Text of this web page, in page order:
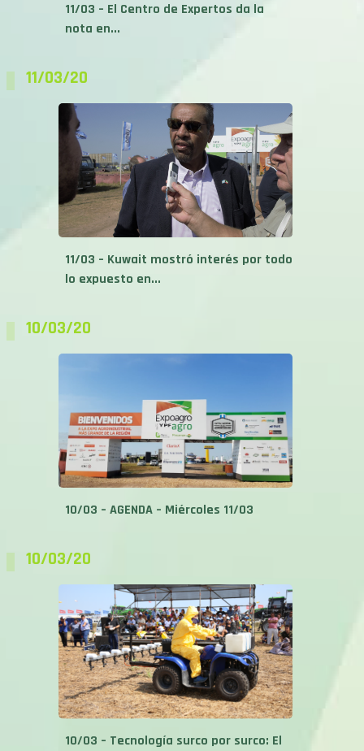
11/03 – El Centro de Expertos da la
nota en...
11/03/20
11/03 – Kuwait mostró interés por todo
lo expuesto en...
10/03/20
10/03 – AGENDA – Miércoles 11/03
10/03/20
10/03 – Tecnología surco por surco: El